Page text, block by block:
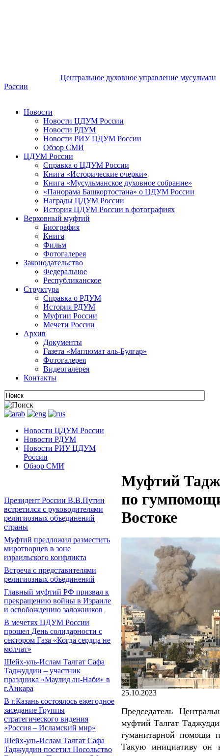
Центральное духовное управление мусульман
России
Новости
Новости ЦДУМ России
Новости РДУМ
Новости РИУ ЦДУМ России
Обзор СМИ
ЦДУМ России
Справка о ЦДУМ России
Книга «Исторические очерки»
Книга «Мусульманское духовное собрание»
«Панорама Башкортостана» о ЦДУМ России
Награды ЦДУМ России
История ЦДУМ России в фотографиях
Верховный муфтий
Биография
Книга
Фильм
Фотогалерея
Законодательство
Федеральное
Республиканское
Структура
Справка о РДУМ
История РДУМ
Муфтии России
Мечети России
Архив
Документы
Газета «Маглюмат аль-Булгар»
Фотогалерея
Видеогалерея
Контакты
Новости ЦДУМ России
Новости РДУМ
Новости РИУ ЦДУМ
России
Обзор СМИ
Президент России В.В.Путин
встретился с руководителями
религиозных объединений
страны
Муфтий предложил разместить
миротворцев в зоне
израильского конфликта
Встреча с представителями
религиозных объединений
Главный муфтий РФ призвал к
прекращению войны в Израиле
и освобождению заложников
В мечетях ЦДУМ России
прошел День солидарности с
сектором Газа «Когда сердца не
молчат»
Шейх-уль-Ислам Талгат Сафа
Таджуддин – участник
праздника «Маулид ан-Наби» в
г.Анкара
В г.Казань состоялось ежегодное
заседание Группы
стратегического видения
«Россия – Исламский мир»
Шейх-уль-Ислам Талгат Сафа
Таджуддин посетил Посольство
Муфтий
по
Востоке
25.10.2023
Председатель
муфтий Талгат
гуманитарной помощи
Такую инициативу он